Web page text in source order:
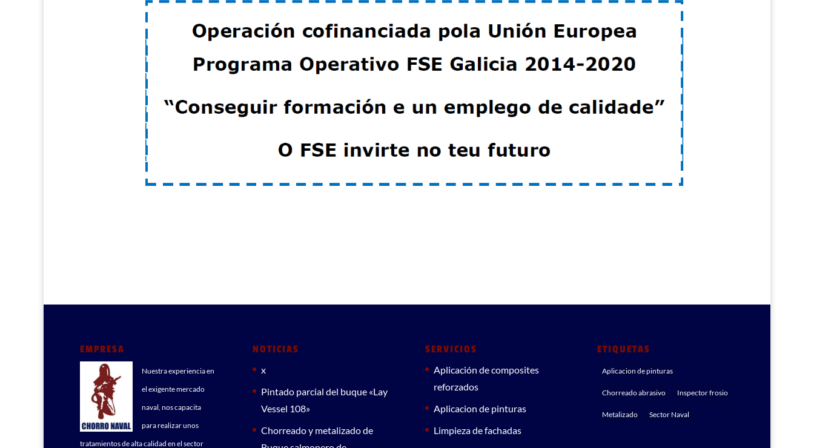
EMPRESA
Nuestra experiencia en
el exigente mercado
naval, nos capacita
para realizar unos
tratamientos de alta calidad en el sector
NOTICIAS
x
Pintado parcial del buque «Lay
Vessel 108»
Chorreado y metalizado de
SERVICIOS
Aplicación de composites
reforzados
Aplicacion de pinturas
Limpieza de fachadas
ETIQUETAS
Aplicacion de pinturas
Chorreado abrasivo Inspector frosio
Metalizado Sector Naval